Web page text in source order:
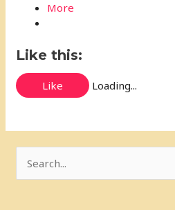
More
Like this:
Like Loading...